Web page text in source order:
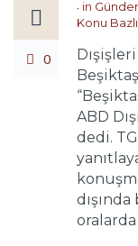
0
in
Konu
ABD
dedi.
oralarda